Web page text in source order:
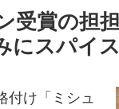
受賞の担
にスパイ
付け「ミシュ